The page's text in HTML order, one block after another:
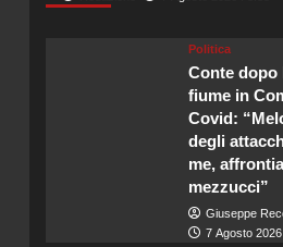
Politica
Conte dopo
fiume in
Covid:
degli
me,
mezzucci”
Giuseppe
7 Agosto